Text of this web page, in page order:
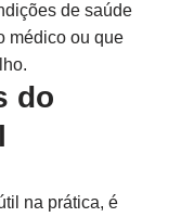
de saúde
médico ou que
do
na prática, é